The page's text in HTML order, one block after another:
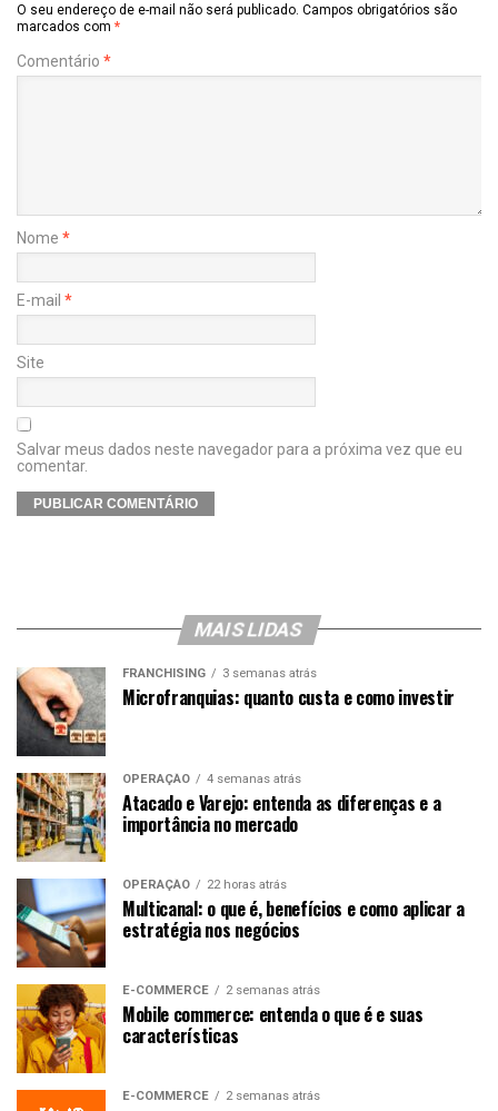
O seu endereço de e-mail não será publicado. Campos obrigatórios são
marcados com *
Comentário *
Nome *
E-mail *
Site
Salvar meus dados neste navegador para a próxima vez que eu
comentar.
MAIS LIDAS
FRANCHISING 3 semanas atrás
Microfranquias: quanto custa e como investir
OPERAÇÃO 4 semanas atrás
Atacado e Varejo: entenda as diferenças e a
importância no mercado
OPERAÇÃO 22 horas atrás
Multicanal: o que é, benefícios e como aplicar a
estratégia nos negócios
E-COMMERCE 2 semanas atrás
Mobile commerce: entenda o que é e suas
características
E-COMMERCE 2 semanas atrás